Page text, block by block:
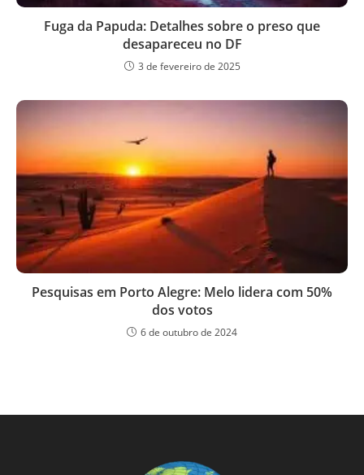
Fuga da Papuda: Detalhes sobre o preso que
desapareceu no DF
3 de fevereiro de 2025
Pesquisas em Porto Alegre: Melo lidera com 50%
dos votos
6 de outubro de 2024